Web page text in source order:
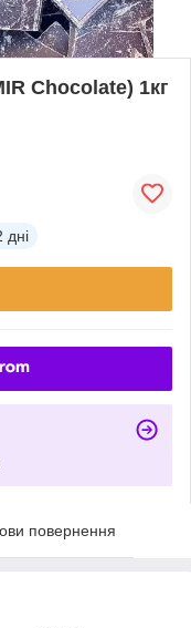
Chocolate) 1кг
дні
повернення